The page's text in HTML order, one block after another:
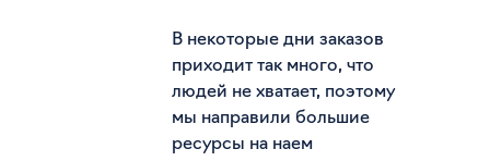
В некоторые дни заказов
приходит так много, что
людей не хватает, поэтому
мы направили большие
ресурсы на наем